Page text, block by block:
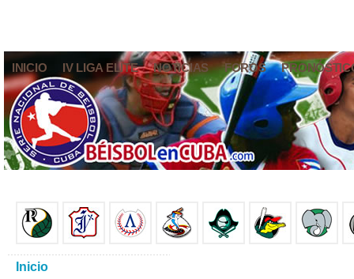
INICIO IV LIGA ELITE NOTICIAS FOROS
Inicio